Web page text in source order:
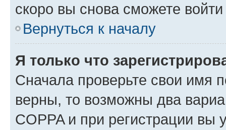
скоро вы снова сможете
Вернуться к началу
Я только что
Сначала проверьте свои имя
верны, то возможны два
COPPA и при регистрации вы